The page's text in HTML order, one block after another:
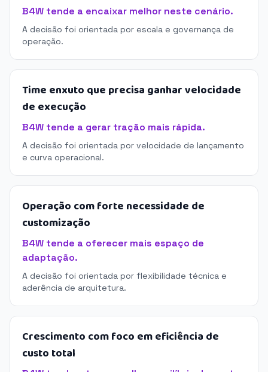
B4W tende a encaixar melhor neste cenário.
A decisão foi orientada por escala e governança de
operação.
Time enxuto que precisa ganhar velocidade
de execução
B4W tende a gerar tração mais rápida.
A decisão foi orientada por velocidade de lançamento
e curva operacional.
Operação com forte necessidade de
customização
B4W tende a oferecer mais espaço de
adaptação.
A decisão foi orientada por flexibilidade técnica e
aderência de arquitetura.
Crescimento com foco em eficiência de
custo total